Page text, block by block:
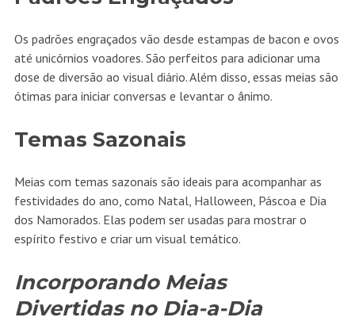
Os padrões engraçados vão desde estampas de bacon e ovos
até unicórnios voadores. São perfeitos para adicionar uma
dose de diversão ao visual diário. Além disso, essas meias são
ótimas para iniciar conversas e levantar o ânimo.
Temas Sazonais
Meias com temas sazonais são ideais para acompanhar as
festividades do ano, como Natal, Halloween, Páscoa e Dia
dos Namorados. Elas podem ser usadas para mostrar o
espírito festivo e criar um visual temático.
Incorporando Meias
Divertidas no Dia-a-Dia